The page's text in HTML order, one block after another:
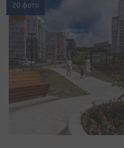
20 фото